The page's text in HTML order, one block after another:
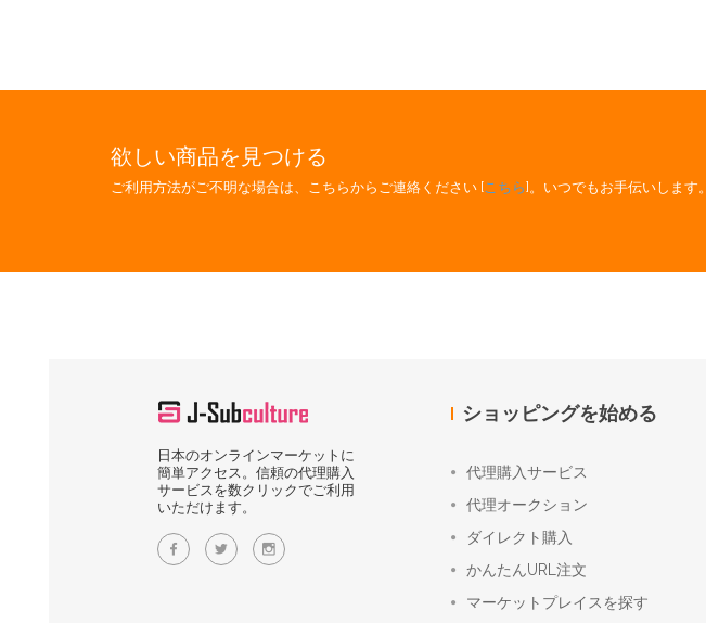
欲しい商品を見つける
ご利用方法がご不明な場合は、こちらからご連絡ください [こちら]。いつでもお手伝いします。
日本のオンラインマーケットに
簡単アクセス。信頼の代理購入
サービスを数クリックでご利用
いただけます。
ショッピングを始める
代理購入サービス
代理オークション
ダイレクト購入
かんたんURL注文
マーケットプレイスを探す